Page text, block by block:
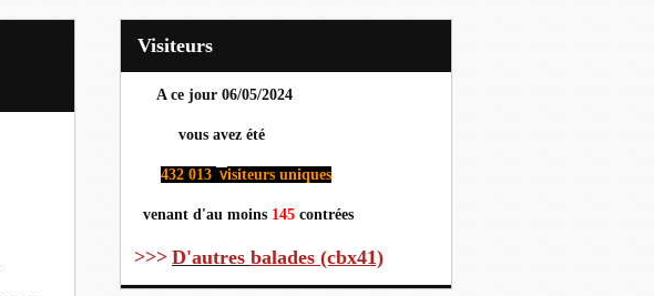
Visiteurs
A ce jour 06/05/2024
vous avez été
432 013 visiteurs uniques
venant d'au moins 145 contrées
>>> D'autres balades (cbx41)